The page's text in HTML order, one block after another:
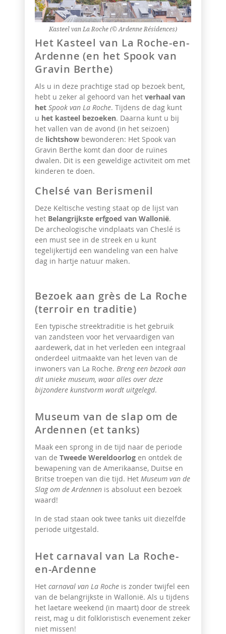
Kasteel van La Roche (© Ardenne Résidences)
Het Kasteel van La Roche-en-
Ardenne (en het Spook van
Gravin Berthe)
Als u in deze prachtige stad op bezoek bent,
hebt u zeker al gehoord van het verhaal van
het Spook van La Roche. Tijdens de dag kunt
u het kasteel bezoeken. Daarna kunt u bij
het vallen van de avond (in het seizoen)
de lichtshow bewonderen: Het Spook van
Gravin Berthe komt dan door de ruïnes
dwalen. Dit is een geweldige activiteit om met
kinderen te doen.
Chelsé van Berismenil
Deze Keltische vesting staat op de lijst van
het Belangrijkste erfgoed van Wallonië.
De archeologische vindplaats van Cheslé is
een must see in de streek en u kunt
tegelijkertijd een wandeling van een halve
dag in hartje natuur maken.
Bezoek aan grès de La Roche
(terroir en traditie)
Een typische streektraditie is het gebruik
van zandsteen voor het vervaardigen van
aardewerk, dat in het verleden een integraal
onderdeel uitmaakte van het leven van de
inwoners van La Roche. Breng een bezoek aan
dit unieke museum, waar alles over deze
bijzondere kunstvorm wordt uitgelegd.
Museum van de slap om de
Ardennen (et tanks)
Maak een sprong in de tijd naar de periode
van de Tweede Wereldoorlog en ontdek de
bewapening van de Amerikaanse, Duitse en
Britse troepen van die tijd. Het Museum van de
Slag om de Ardennen is absoluut een bezoek
waard!
In de stad staan ook twee tanks uit diezelfde
periode uitgestald.
Het carnaval van La Roche-
en-Ardenne
Het carnaval van La Roche is zonder twijfel een
van de belangrijkste in Wallonië. Als u tijdens
het laetare weekend (in maart) door de streek
reist, mag u dit folkloristisch evenement zeker
niet missen!